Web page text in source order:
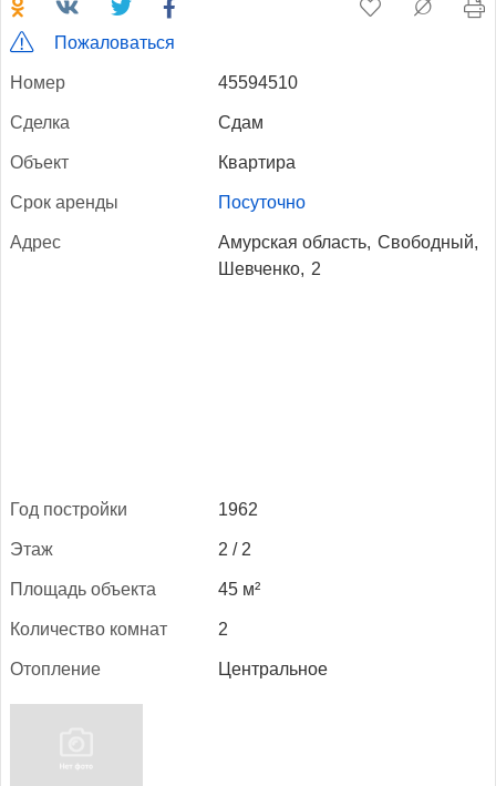
Пожаловаться
Но­мер 45594510
Сдел­ка Сдам
Объ­ект Квартира
Срок арен­ды Посуточно
Ад­рес Амурская область, Свободный,
Шевченко, 2
Год пос­трой­ки 1962
Этаж 2 / 2
Пло­щадь объ­ек­та 45 м²
Ко­личес­тво ком­нат 2
Отоп­ле­ние Центральное